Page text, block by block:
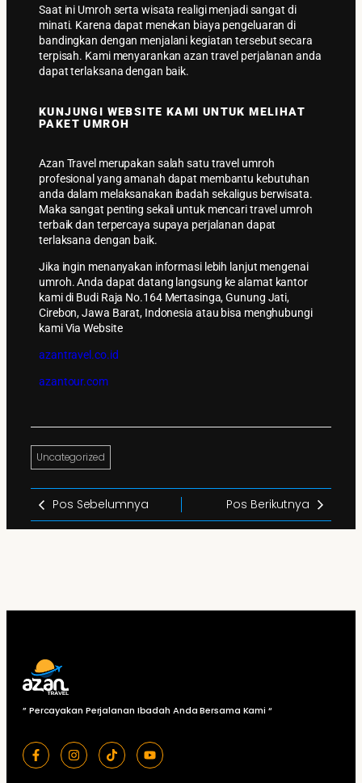
Saat ini Umroh serta wisata realigi menjadi sangat di
minati. Karena dapat menekan biaya pengeluaran di
bandingkan dengan menjalani kegiatan tersebut secara
terpisah. Kami menyarankan azan travel perjalanan anda
dapat terlaksana dengan baik.
KUNJUNGI WEBSITE KAMI UNTUK MELIHAT
PAKET UMROH
Azan Travel merupakan salah satu travel umroh
profesional yang amanah dapat membantu kebutuhan
anda dalam melaksanakan ibadah sekaligus berwisata.
Maka sangat penting sekali untuk mencari travel umroh
terbaik dan terpercaya supaya perjalanan dapat
terlaksana dengan baik.
Jika ingin menanyakan informasi lebih lanjut mengenai
umroh. Anda dapat datang langsung ke alamat kantor
kami di Budi Raja No.164 Mertasinga, Gunung Jati,
Cirebon, Jawa Barat, Indonesia atau bisa menghubungi
kami Via Website
azantravel.co.id
azantour.com
Uncategorized
Pos Sebelumnya Pos Berikutnya
” Percayakan Perjalanan Ibadah Anda Bersama Kami “